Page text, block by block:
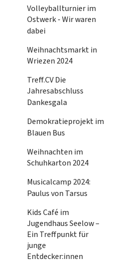
Volleyballturnier im
Ostwerk - Wir waren
dabei
Weihnachtsmarkt in
Wriezen 2024
Treff.CV Die
Jahresabschluss
Dankesgala
Demokratieprojekt im
Blauen Bus
Weihnachten im
Schuhkarton 2024
Musicalcamp 2024:
Paulus von Tarsus
Kids Café im
Jugendhaus Seelow –
Ein Treffpunkt für
junge
Entdecker:innen